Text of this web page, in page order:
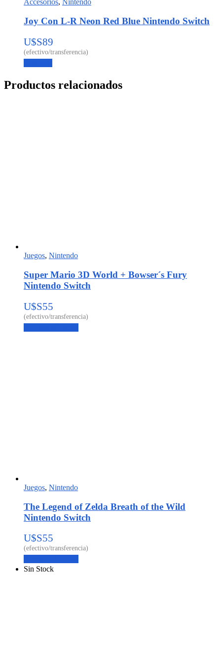
Accesorios, Nintendo
Joy Con L-R Neon Red Blue Nintendo Switch
U$S89
Productos relacionados
Juegos, Nintendo
Super Mario 3D World + Bowser´s Fury
Nintendo Switch
U$S55
Juegos, Nintendo
The Legend of Zelda Breath of the Wild
Nintendo Switch
U$S55
Sin Stock